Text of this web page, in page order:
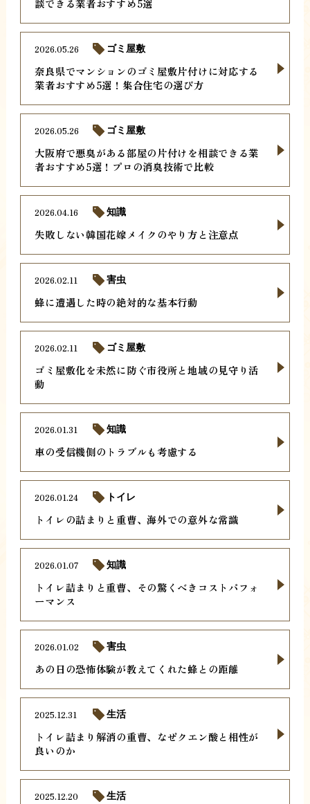
談できる業者おすすめ5選
奈良県でマンションのゴミ屋敷片付けに対応する
業者おすすめ5選！集合住宅の選び方
2026.05.26 ゴミ屋敷
大阪府で悪臭がある部屋の片付けを相談できる業
者おすすめ5選！プロの消臭技術で比較
2026.05.26 ゴミ屋敷
失敗しない韓国花嫁メイクのやり方と注意点
2026.04.16 知識
蜂に遭遇した時の絶対的な基本行動
2026.02.11 害虫
ゴミ屋敷化を未然に防ぐ市役所と地域の見守り活
動
2026.02.11 ゴミ屋敷
車の受信機側のトラブルも考慮する
2026.01.31 知識
トイレの詰まりと重曹、海外での意外な常識
2026.01.24 トイレ
トイレ詰まりと重曹、その驚くべきコストパフォ
ーマンス
2026.01.07 知識
あの日の恐怖体験が教えてくれた蜂との距離
2026.01.02 害虫
トイレ詰まり解消の重曹、なぜクエン酸と相性が
良いのか
2025.12.31 生活
2025.12.20 生活